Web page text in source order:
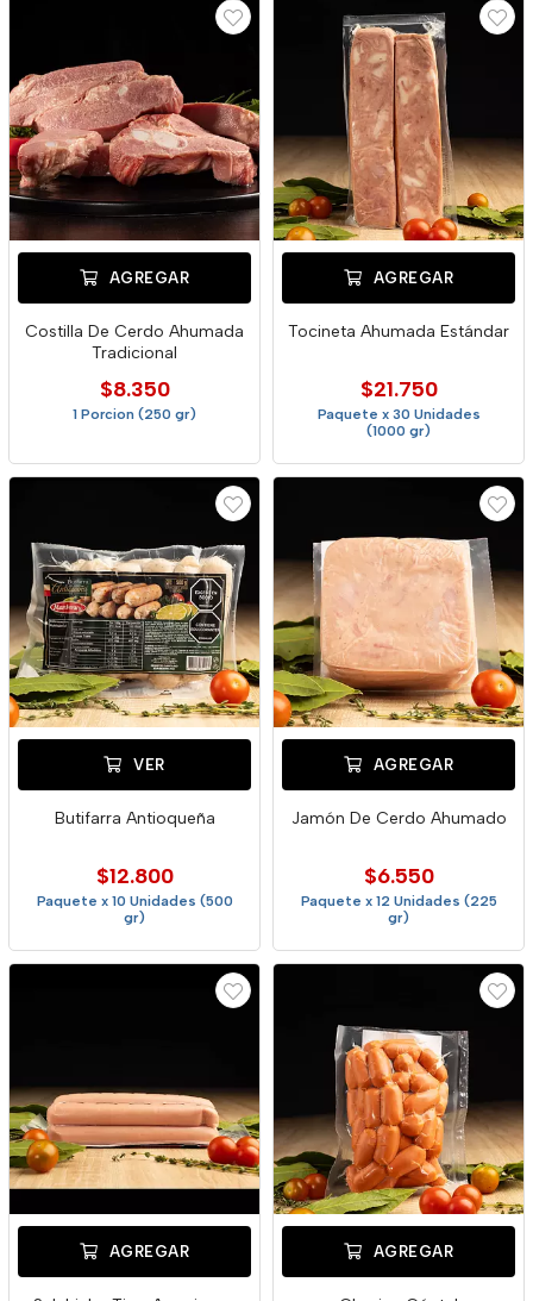
AGREGAR
Costilla De Cerdo Ahumada
Tradicional
$8.350
1 Porcion (250 gr)
AGREGAR
Tocineta Ahumada Estándar
$21.750
Paquete x 30 Unidades
(1000 gr)
VER
Butifarra Antioqueña
$12.800
Paquete x 10 Unidades (500
gr)
AGREGAR
Jamón De Cerdo Ahumado
$6.550
Paquete x 12 Unidades (225
gr)
AGREGAR AGREGAR